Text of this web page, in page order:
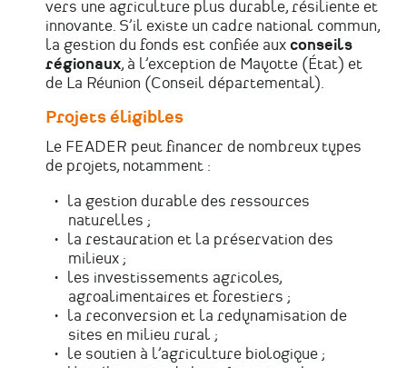
vers une agriculture plus durable, résiliente et
innovante. S’il existe un cadre national commun,
la gestion du fonds est confiée aux conseils
régionaux, à l’exception de Mayotte (État) et
de La Réunion (Conseil départemental).
Projets éligibles
Le FEADER peut financer de nombreux types
de projets, notamment :
la gestion durable des ressources
naturelles ;
la restauration et la préservation des
milieux ;
les investissements agricoles,
agroalimentaires et forestiers ;
la reconversion et la redynamisation de
sites en milieu rural ;
le soutien à l’agriculture biologique ;